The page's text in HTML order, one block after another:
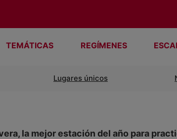
TEMÁTICAS REGÍMENES
Lugares únicos
la mejor estación del año para